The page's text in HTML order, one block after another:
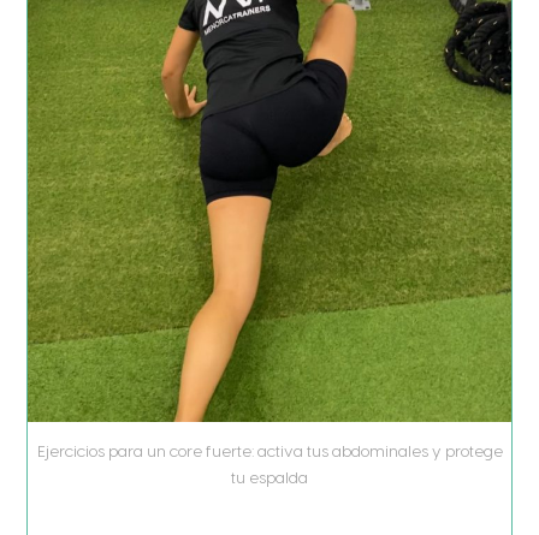
Ejercicios para un core fuerte: activa tus abdominales y protege
tu espalda